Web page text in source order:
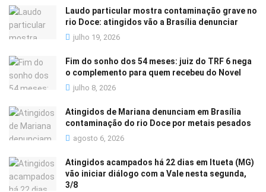
Laudo particular mostra contaminação grave no
rio Doce: atingidos vão a Brasília denunciar
julho 19, 2026
Fim do sonho dos 54 meses: juiz do TRF 6 nega
o complemento para quem recebeu do Novel
julho 8, 2026
Atingidos de Mariana denunciam em Brasília
contaminação do rio Doce por metais pesados
agosto 6, 2026
Atingidos acampados há 22 dias em Itueta (MG)
vão iniciar diálogo com a Vale nesta segunda,
3/8